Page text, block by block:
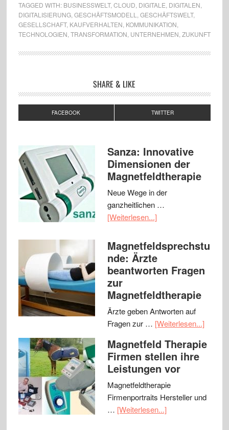
TAGGED WITH: BUSINESSWELT, CLOUD DIGITALE DIGITALEN
DIGITALISIERUNG, GESCHÄFTSMODELL GESCHÄFTSWELT,
GESELLSCHAFT, KAUFVERHALTEN KOMMUNIKATION
TECHNOLOGIEN TRANSFORMATION UNTERNEHMEN ZUKUNFT
SHARE & LIKE
FACEBOOK TWITTER
Sanza: Innovative
Dimensionen der
Magnetfeldtherapie
Neue Wege in der
ganzheitlichen …
[Weiterlesen...]
Magnetfeldsprechstu
nde: Ärzte
beantworten Fragen
zur
Magnetfeldtherapie
Ärzte geben Antworten auf
Fragen zur … [Weiterlesen...]
Magnetfeld Therapie
Firmen stellen ihre
Leistungen vor
Magnetfeldtherapie
Firmenportraits Hersteller und
… [Weiterlesen...]